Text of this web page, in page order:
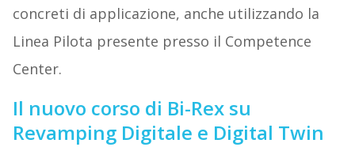
concreti di applicazione, anche utilizzando la
Linea Pilota presente presso il Competence
Center.
Il nuovo corso di Bi-Rex su
Revamping Digitale e Digital Twin